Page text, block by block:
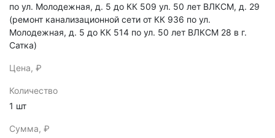
по ул. Молодежная, д. 5 до КК 509 ул. 50 лет ВЛКСМ, д. 29
(ремонт канализационной сети от КК 936 по ул.
Молодежная, д. 5 до КК 514 по ул. 50 лет ВЛКСМ 28 в г.
Сатка)
Цена, ₽
Количество
1 шт
Сумма, ₽